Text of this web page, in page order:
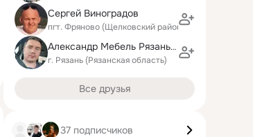
Сергей Виноградов
пгт. Фряново (Щелковский район)
Александр Мебель Рязань Москва
г. Рязань (Рязанская область)
Все друзья
37 подписчиков